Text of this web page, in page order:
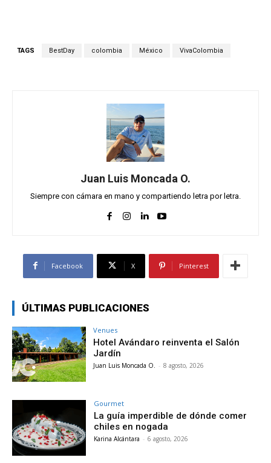
TAGS BestDay colombia México VivaColombia
Juan Luis Moncada O.
Siempre con cámara en mano y compartiendo letra por letra.
Facebook X Pinterest
ÚLTIMAS PUBLICACIONES
Venues
Hotel Avándaro reinventa el Salón
Jardín
Juan Luis Moncada O. - 8 agosto, 2026
Gourmet
La guía imperdible de dónde comer
chiles en nogada
Karina Alcántara - 6 agosto, 2026